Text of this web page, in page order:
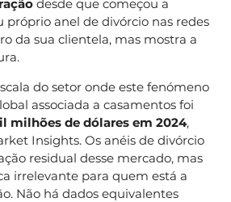
desde que começou a
próprio anel de divórcio nas redes
da sua clientela, mas mostra a
do setor onde este fenómeno
associada a casamentos foi
milhões de dólares em 2024,
Insights. Os anéis de divórcio
residual desse mercado, mas
irrelevante para quem está a
Não há dados equivalentes